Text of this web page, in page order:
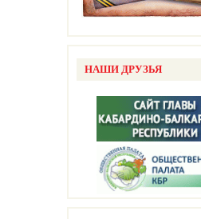
НАШИ ДРУЗЬЯ